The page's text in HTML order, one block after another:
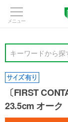
キーワードから探
〔FIRST
23.5cm オーク